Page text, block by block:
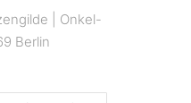
| Onkel-
Berlin